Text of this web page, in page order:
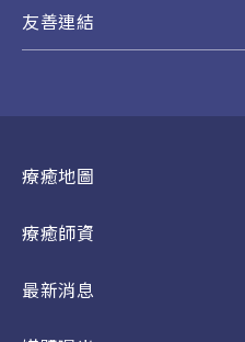
友善連結
療癒地圖
療癒師資
最新消息